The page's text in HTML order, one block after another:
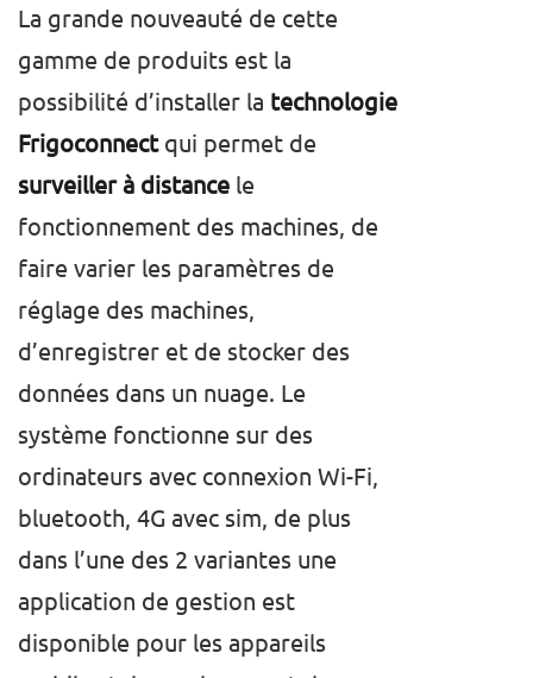
La grande nouveauté de cette
gamme de produits est la
possibilité d’installer la technologie
Frigoconnectqui permet de
surveiller à distance le
fonctionnement des machines, de
faire varier les paramètres de
réglage des machines,
d’enregistrer et de stocker des
données dans un nuage. Le
système fonctionne sur des
ordinateurs avec connexion Wi-Fi,
bluetooth, 4G avec sim, de plus
dans l’une des 2 variantes une
application de gestion est
disponible pour les appareils